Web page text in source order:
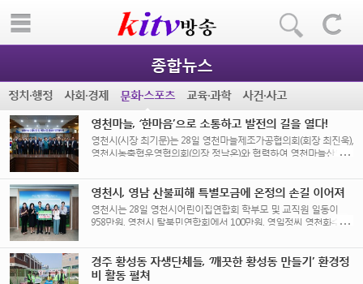
종합뉴스
정치·행정 사회·경제 문화·스포츠 교육·과학
사건·사고
영천마늘, ‘한마음’으로 소통하고 발전의 길을 열다!
영천시(시장 최기문)는 28일 영천마늘제조가공협의회(회장 최진욱),
영천시농축협운영협의회(의장 정낙온)와 협력하여 영천마늘산업의
체결했다고 밝혔다. 이번 [...]
영천시, 영남 산불피해 특별모금에 온정의 손길 이어져
영천시는 28일 영천시어린이집연합회 학부모 및 교직원 일동이
958만원, 영천시 탈북민연합회에서 100만원, 영일정씨 영천화수회
영천시어린이집연합회는 [...]
경주 황성동 자생단체들, ‘깨끗한 황성동 만들기’ 환경정
비 활동 펼쳐